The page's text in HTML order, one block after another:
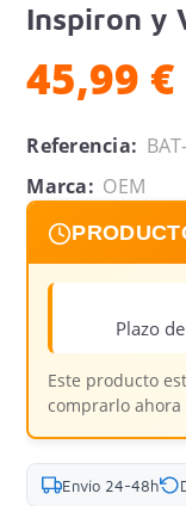
Inspiron y
45,99 €
Referencia:
Marca: OEM
Plazo
Este producto
comprarlo
Envío 24-48h